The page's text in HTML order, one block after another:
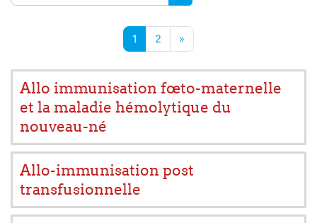
SEARCH COURSES
1 Page 1
2 Page 2
»
Allo immunisation fœto-maternelle
et la maladie hémolytique du
nouveau-né
Allo-immunisation post
transfusionnelle